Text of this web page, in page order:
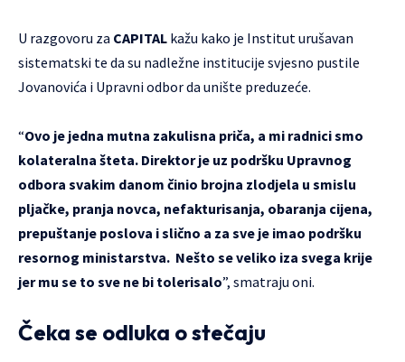
U razgovoru za CAPITAL kažu kako je Institut urušavan
sistematski te da su nadležne institucije svjesno pustile
Jovanovića i Upravni odbor da unište preduzeće.
“Ovo je jedna mutna zakulisna priča, a mi radnici smo
kolateralna šteta. Direktor je uz podršku Upravnog
odbora svakim danom činio brojna zlodjela u smislu
pljačke, pranja novca, nefakturisanja, obaranja cijena,
prepuštanje poslova i slično a za sve je imao podršku
resornog ministarstva. Nešto se veliko iza svega krije
jer mu se to sve ne bi tolerisalo”, smatraju oni.
Čeka se odluka o stečaju